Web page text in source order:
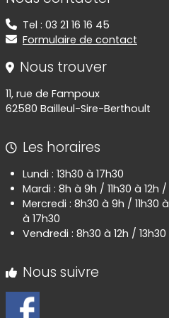
Tel : 03 21 16 16 45
Formulaire de contact
Nous trouver
11, rue de Fampoux
62580 Bailleul-Sire-Berthoult
Les horaires
Lundi : 13h30 à 17h30
Mardi : 8h à 9h / 11h30 à 12h /
Mercredi : 8h30 à 9h / 11h30
à 17h30
Vendredi : 8h30 à 12h / 13h30
Nous suivre